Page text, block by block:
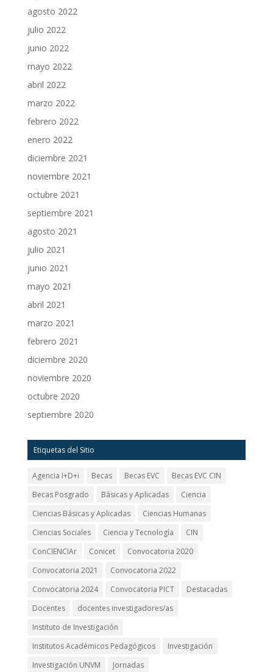
agosto 2022
julio 2022
junio 2022
mayo 2022
abril 2022
marzo 2022
febrero 2022
enero 2022
diciembre 2021
noviembre 2021
octubre 2021
septiembre 2021
agosto 2021
julio 2021
junio 2021
mayo 2021
abril 2021
marzo 2021
febrero 2021
diciembre 2020
noviembre 2020
octubre 2020
septiembre 2020
Etiquetas del Sitio
Agencia I+D+i Becas Becas EVC
Becas EVC CIN
Becas Posgrado
Básicas y Aplicadas
Ciencia
Ciencias Básicas y Aplicadas
Ciencias Humanas
Ciencias Sociales
Ciencia y Tecnología
CIN
ConCIENCIAr
Conicet
Convocatoria 2020
Convocatoria 2021
Convocatoria 2022
Convocatoria 2024
Convocatoria PICT
Destacadas
Docentes
docentes investigadores/as
Instituto de Investigación
Institutos Académicos Pedagógicos
Investigación
Investigación UNVM
Jornadas